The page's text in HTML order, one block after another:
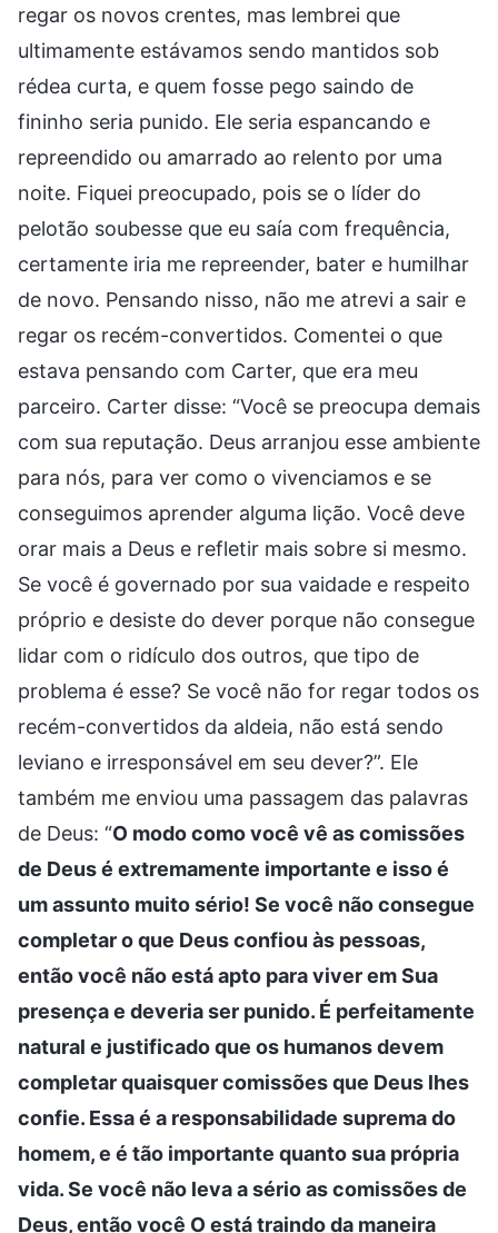
regar os novos crentes, mas lembrei que
ultimamente estávamos sendo mantidos sob
rédea curta, e quem fosse pego saindo de
fininho seria punido. Ele seria espancando e
repreendido ou amarrado ao relento por uma
noite. Fiquei preocupado, pois se o líder do
pelotão soubesse que eu saía com frequência,
certamente iria me repreender, bater e humilhar
de novo. Pensando nisso, não me atrevi a sair e
regar os recém-convertidos. Comentei o que
estava pensando com Carter, que era meu
parceiro. Carter disse: “Você se preocupa demais
com sua reputação. Deus arranjou esse ambiente
para nós, para ver como o vivenciamos e se
conseguimos aprender alguma lição. Você deve
orar mais a Deus e refletir mais sobre si mesmo.
Se você é governado por sua vaidade e respeito
próprio e desiste do dever porque não consegue
lidar com o ridículo dos outros, que tipo de
problema é esse? Se você não for regar todos os
recém-convertidos da aldeia, não está sendo
leviano e irresponsável em seu dever?”. Ele
também me enviou uma passagem das palavras
de Deus: “O modo como você vê as comissões
de Deus é extremamente importante e isso é
um assunto muito sério! Se você não consegue
completar o que Deus confiou às pessoas,
então você não está apto para viver em Sua
presença e deveria ser punido. É perfeitamente
natural e justificado que os humanos devem
completar quaisquer comissões que Deus lhes
confie. Essa é a responsabilidade suprema do
homem, e é tão importante quanto sua própria
vida. Se você não leva a sério as comissões de
Deus, então você O está traindo da maneira